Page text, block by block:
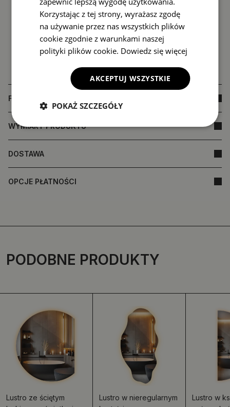
FAQ
WYMIARY PRODUKTU
DOSTAWA
OPCJE PŁATNOŚCI
PODOBNE PRODUKTY
Lustro ze ściętym
Lustro w nieregularnym
Lustro w
Korzystając z tej strony, wyrażasz zgodę
na używanie przez nas wszystkich plików
cookie zgodnie z warunkami naszej
polityki plików cookie. Dowiedz się więcej
AKCEPTUJ WSZYSTKIE
POKAŻ SZCZEGÓŁY